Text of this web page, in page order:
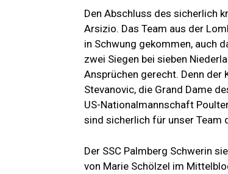
Den Abschluss des sicherlich
Arsizio. Das Team aus der
in Schwung gekommen, auch
zwei Siegen bei sieben
Ansprüchen gerecht. Denn
Stevanovic, die Grand Dame
US-Nationalmannschaft
sind sicherlich für unser Team
Der SSC Palmberg Schwerin
von Marie Schölzel im